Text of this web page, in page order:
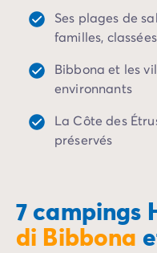
Camping Bastia
Camping Hauts-de-
Camping Nord-Pas-
Camping Picardie
Camping Ile-de-France
Camping Languedoc-
Camping Aude
Camping Gard
Camping Grau-du-Roi
Camping Hérault
Ses plages de
familles,
Bibbona et les
environnants
La Côte des
préservés
7 campings
di Bibbona